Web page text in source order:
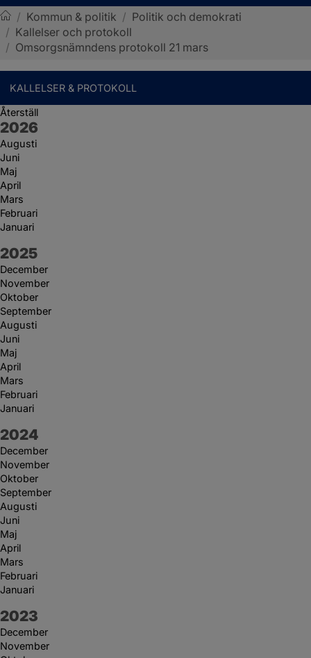
Sotenäs kommun
/ Kommun & politik / Politik och demokrati
/ Kallelser och protokoll
/ Omsorgsnämndens protokoll 21 mars
KALLELSER & PROTOKOLL
Återställ
År:
2026
Augusti
Juni
Maj
April
Mars
Februari
Januari
År:
2025
December
November
Oktober
September
Augusti
Juni
Maj
April
Mars
Februari
Januari
År:
2024
December
November
Oktober
September
Augusti
Juni
Maj
April
Mars
Februari
Januari
År:
2023
December
November